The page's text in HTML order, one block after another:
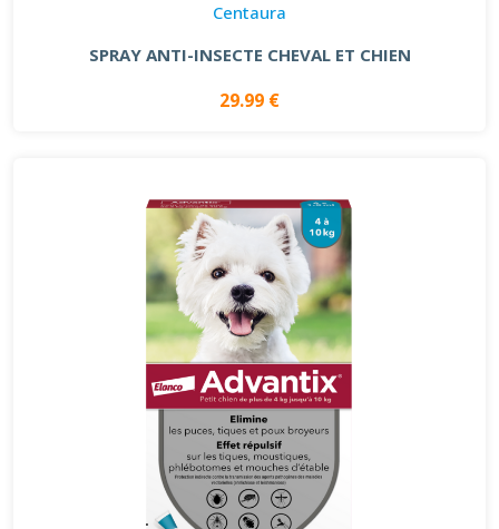
Centaura
SPRAY ANTI-INSECTE CHEVAL ET CHIEN
29.99 €